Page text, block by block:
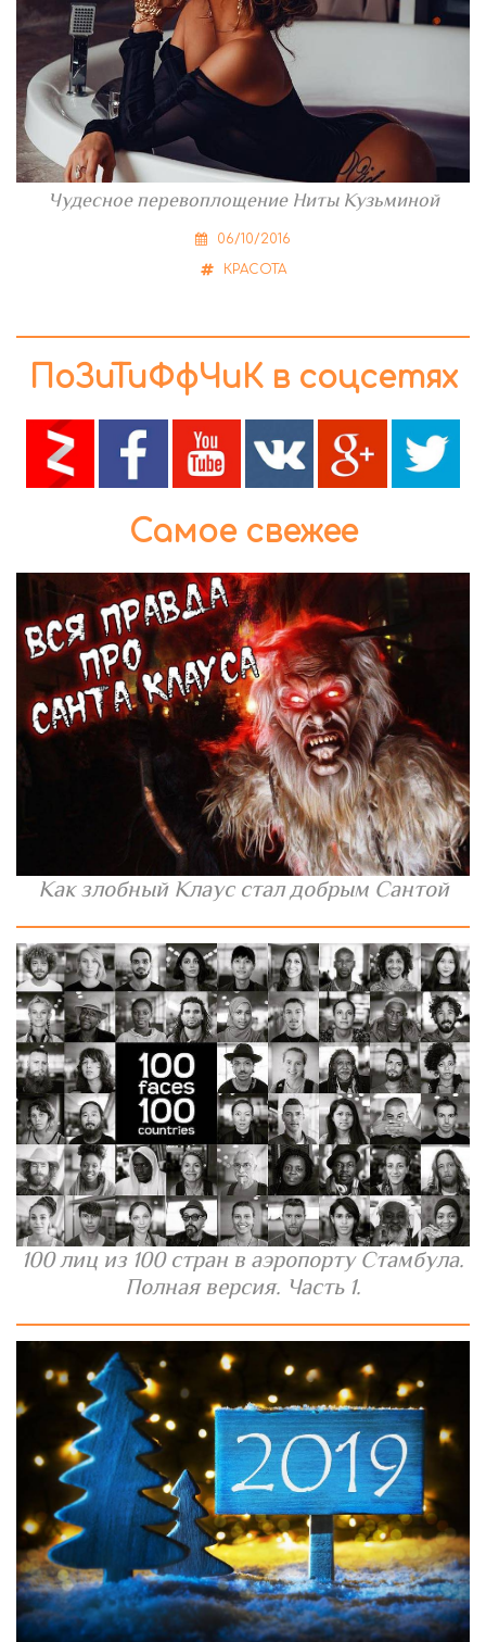
Чудесное перевоплощение Ниты Кузьминой
06/10/2016
КРАСОТА
ПоЗиТиФфЧиК в соцсетях
Самое свежее
Как злобный Клаус стал добрым Сантой
100 лиц из 100 стран в аэропорту Стамбула.
Полная версия. Часть 1.